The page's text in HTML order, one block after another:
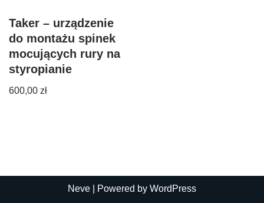
Taker – urządzenie
do montażu spinek
mocujących rury na
styropianie
600,00 zł
Neve | Powered by WordPress